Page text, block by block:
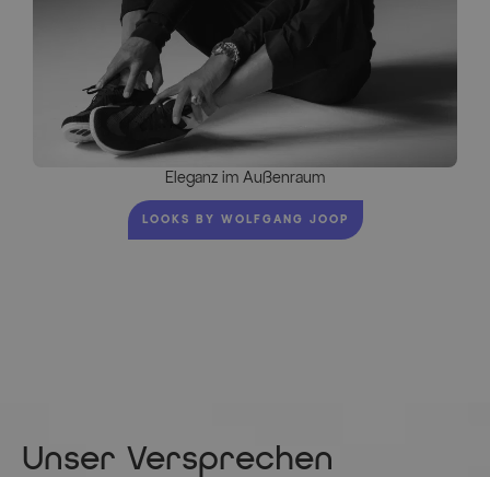
Eleganz im Außenraum
LOOKS BY WOLFGANG JOOP
Unser Versprechen